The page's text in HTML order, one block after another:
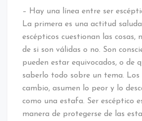
– Hay una línea entre ser
La primera es una actitud
escépticos cuestionan las cosas,
de si son válidas o no. Son
pueden estar equivocados, o de
saberlo todo sobre un tema. Los
cambio, asumen lo peor y lo
como una estafa. Ser escéptico
manera de protegerse de las